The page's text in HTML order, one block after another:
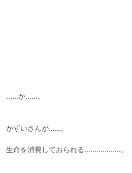
……か……。
かずいさんが……。
生命を消費しておられる………………。